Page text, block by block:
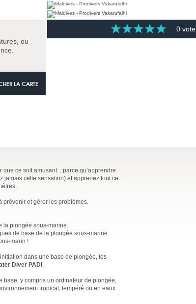
ou
LA CARTE
0 vote
ce soit amusant... parce qu’apprendre
jamais cette sensation) et apprenez tout ce
prévenir et gérer les problèmes.
la plongée sous-marine.
de base de la plongée sous-marine.
marin !
dans une base de plongée, les
Diver PADI .
base, y compris un ordinateur de plongée,
tropical, tempéré ou en eaux